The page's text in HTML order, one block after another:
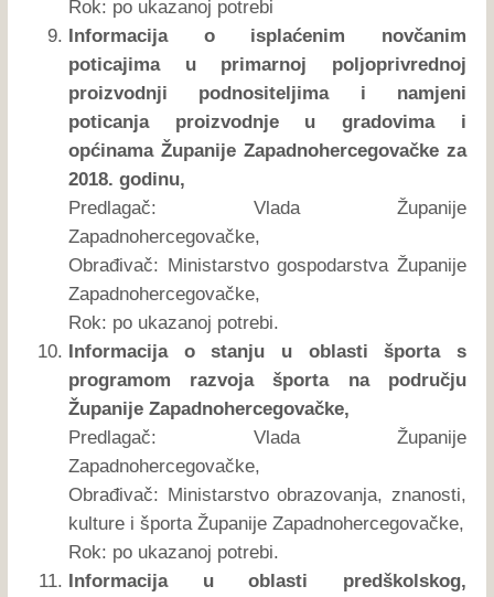
Rok: po ukazanoj potrebi
Informacija o isplaćenim novčanim
poticajima u primarnoj poljoprivrednoj
proizvodnji podnositeljima i namjeni
poticanja proizvodnje u gradovima i
općinama Županije Zapadnohercegovačke za
2018. godinu,
Predlagač: Vlada Županije
Zapadnohercegovačke,
Obrađivač: Ministarstvo gospodarstva Županije
Zapadnohercegovačke,
Rok: po ukazanoj potrebi.
Informacija o stanju u oblasti športa s
programom razvoja športa na području
Županije Zapadnohercegovačke,
Predlagač: Vlada Županije
Zapadnohercegovačke,
Obrađivač: Ministarstvo obrazovanja, znanosti,
kulture i športa Županije Zapadnohercegovačke,
Rok: po ukazanoj potrebi.
Informacija u oblasti predškolskog,